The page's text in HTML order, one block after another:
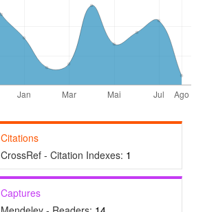
Citations
CrossRef - Citation Indexes: 1
Captures